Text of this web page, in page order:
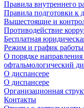
Правила внутреннего
Правила подготовки к
Вышестоящие и
Противодействие
Бесплатная
Режим и график
О порядке
офтальмологический
О диспансере
О диспансере
Организационная
Контакты